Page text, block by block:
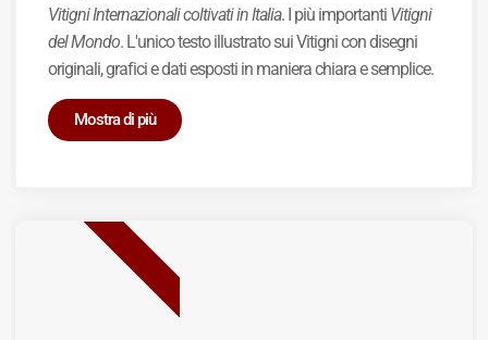
Vitigni Internazionali coltivati in Italia. I più importanti Vitigni
del Mondo. L'unico testo illustrato sui Vitigni con disegni
originali, grafici e dati esposti in maniera chiara e semplice.
Mostra di più
BEST SELLER